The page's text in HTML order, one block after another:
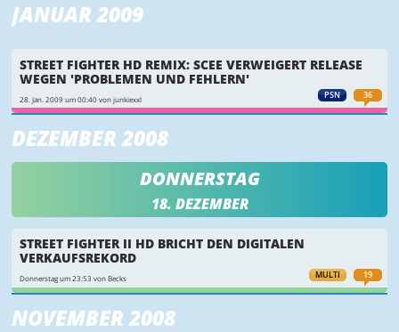
JANUAR 2009
PSN 36
STREET FIGHTER HD REMIX: SCEE VERWEIGERT RELEASE
WEGEN 'PROBLEMEN UND FEHLERN'
28. Jan. 2009 um 00:40 von junkiexxl
DEZEMBER 2008
DONNERSTAG
18. DEZEMBER
MULTI 19
STREET FIGHTER II HD BRICHT DEN DIGITALEN
VERKAUFSREKORD
Donnerstag um 23:53 von Becks
NOVEMBER 2008